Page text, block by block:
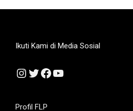
Ikuti Kami di Media Sosial
Instagram
Twitter
Facebook
YouTube
Profil FLP